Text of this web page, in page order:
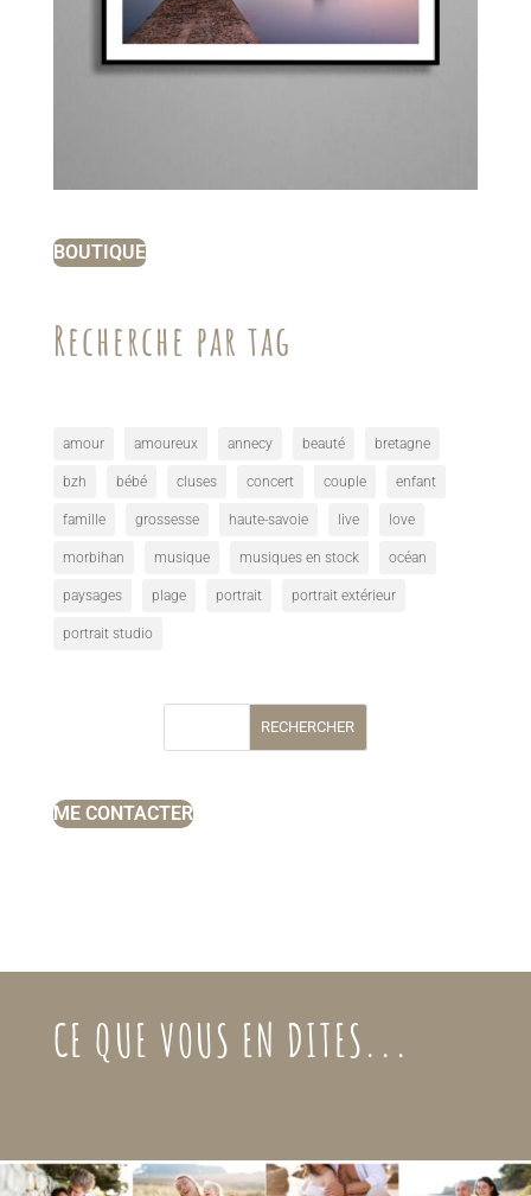
BOUTIQUE
Recherche par tag
amour amoureux annecy beauté bretagne
bzh bébé cluses concert couple enfant
famille grossesse haute-savoie live love
morbihan musique musiques en stock océan
paysages plage portrait portrait extérieur
portrait studio
RECHERCHER
ME CONTACTER
CE QUE VOUS EN DITES...